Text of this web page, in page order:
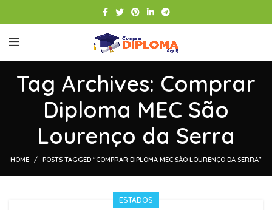
Tag Archives: Comprar
Diploma MEC São
Lourenço da Serra
HOME POSTS TAGGED "COMPRAR DIPLOMA MEC SÃO LOURENÇO DA SERRA"
ESTADOS